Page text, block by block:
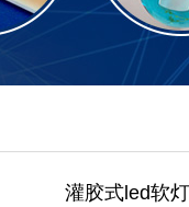
灌胶式led软